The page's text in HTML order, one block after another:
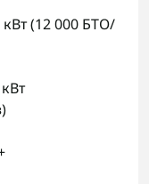
кВт (12 000 БТО/